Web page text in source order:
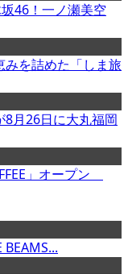
46！一ノ瀬美空
を詰めた「しま旅
月26日に大丸福岡
」オープン